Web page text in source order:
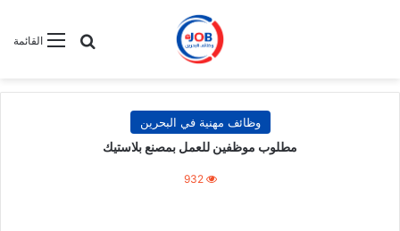
القائمةبحث عن
وظائف مهنية في البحرين
مطلوب موظفين للعمل بمصنع بلاستيك
932